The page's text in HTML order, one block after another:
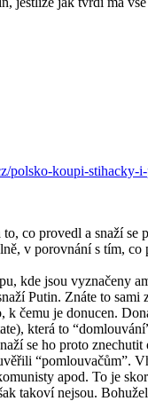
polsko-koupi-stihacky-
co provedl a snaží se
v porovnání s tím,
kde jsou vyznačeny
Putin. Znáte to
čemu je donucen.
která to
se ho proto
“pomlouvačům”.
apod. To je
takoví nejsou.